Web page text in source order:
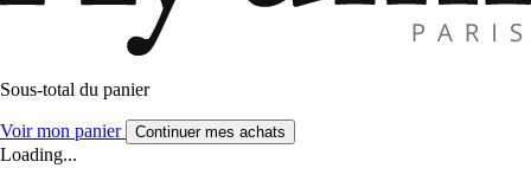
Sous-total du panier
Voir mon panier Continuer mes achats
Loading...